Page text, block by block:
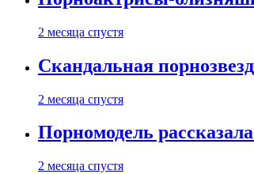
2 месяца спустя
Скандальная
2 месяца спустя
Порномодель
2 месяца спустя